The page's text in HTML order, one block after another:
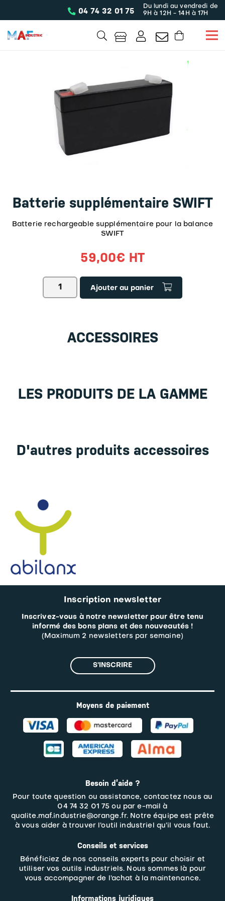
04 74 32 01 75
Du lundi au vendredi de
9H à 12H - 14H à 17H
Batterie supplémentaire SWIFT
Batterie rechargeable supplémentaire pour la balance
SWIFT
59,00€ HT
Batterie
Ajouter au panier
ACCESSOIRES
LES PRODUITS DE LA GAMME
D'autres produits accessoires
Inscription newsletter
Inscrivez-vous à notre newsletter pour être tenu
informé des bons plans et des nouveautés !
(Maximum 2 newsletters par semaine)
S’INSCRIRE
Moyens de paiement
Besoin d’aide ?
Pour toute question ou assistance, contactez nous au
04 74 32 01 75 ou par e-mail à
qualite.maf.industrie@orange.fr. Notre équipe est prête
à vous aider à trouver l’outil industriel qu’il vous faut.
Conseils et services
Bénéficiez de nos conseils experts pour choisir et
utiliser vos outils industriels. Nous sommes là pour
vous accompagner de l’achat à la maintenance.
Informations juridiques